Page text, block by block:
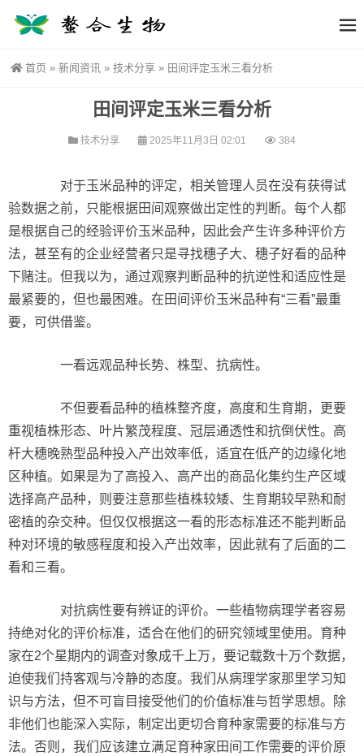
首页 » 新闻资讯 » 技术分享 » 田间评定玉米三看分析
田间评定玉米三看分析
技术分享 2025年11月3日 02:01 384
对于玉米品种的评定，相关管理人员在没有获得试
验数据之前，只能根据田间观察做出定性的判断。每个人都
是根据自己的经验评价玉米品种，因此会产生许多种评价方
法，甚至有的企业经营者只是寻找穗子大、穗子好看的品种
下赌注。但我以为，通过观察判断品种的抗逆性和适应性是
最紧要的，但也最困难。在田间评价玉米品种有“三看”最重
要，可供借鉴。
一看远观品种长势、株型、抗病性。
不但要看品种的植株整齐度，高度和生育期，更要
重视植株形态、叶片繁茂程度、冠层通透性和抗倒伏性。高
杆大穗晚熟型品种投入产出效率低，适宜在低产的边缘化地
区种植。如果是为了高投入、高产出的商品化集约生产区域
选择高产品种，则要注意那些植株较矮、生育期较早熟和耐
密植的杂交种。但仅仅根据这一看的形态标准还不能判断品
种对环境的敏感程度和投入产出效率，因此就有了后面的二
看和三看。
对抗病性要有辨证的评价。一些植物病理学者容易
持绝对化的评价标准，适合在他们的研究领域里使用。育种
家在2个星期内的调查对象成千上万，要记载数十万个数据，
迫使我们持客观与冷静的态度。我们从病理学家那里学习知
识与方法，但不可盲目接受他们的价值标准与哲学思想。除
非他们也能深入实际，制定出更切合育种家需要的标准与方
法。否则，我们应该建立满足育种家田间工作需要的评价原